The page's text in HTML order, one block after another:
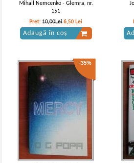
Mihail Nemcenko - Glemra, nr.
151
Pret:10,00Lei 6,50 Lei
Adaugă în coș
-35%